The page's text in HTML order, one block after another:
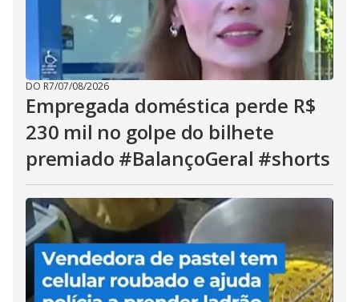
DO R7/07/08/2026
Empregada doméstica perde R$
230 mil no golpe do bilhete
premiado #BalançoGeral #shorts